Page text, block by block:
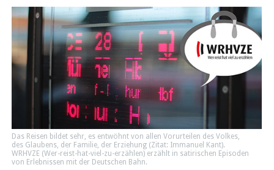
Das Reisen bildet sehr, es entwöhnt von allen Vorurteilen des Volkes,
des Glaubens, der Familie, der Erziehung (Zitat: Immanuel Kant).
WRHVZE (Wer-reist-hat-viel-zu-erzählen) erzählt in satirischen Episoden
von Erlebnissen mit der Deutschen Bahn.